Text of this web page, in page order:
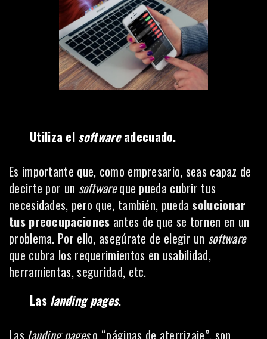
Utiliza el softwareadecuado.
Es importante que, como empresario, seas capaz de
decirte por un softwareque pueda cubrir tus
necesidades, pero que, también, pueda solucionar
tus preocupaciones antes de que se tornen en un
problema. Por ello, asegúrate de elegir un software
que cubra los requerimientos en usabilidad,
herramientas, seguridad, etc.
Las landing pages.
Las landing pageso “páginas de aterrizaje”, son